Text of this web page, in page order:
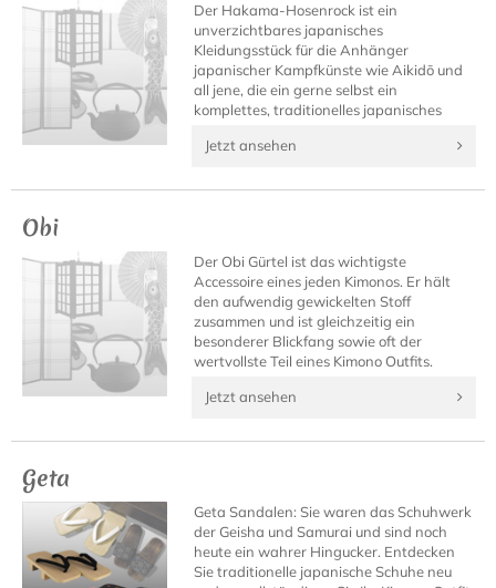
Der Hakama-Hosenrock ist ein
unverzichtbares japanisches
Kleidungsstück für die Anhänger
japanischer Kampfkünste wie Aikidō und
all jene, die ein gerne selbst ein
komplettes, traditionelles japanisches
Jetzt ansehen
Obi
Der Obi Gürtel ist das wichtigste
Accessoire eines jeden Kimonos. Er hält
den aufwendig gewickelten Stoff
zusammen und ist gleichzeitig ein
besonderer Blickfang sowie oft der
wertvollste Teil eines Kimono Outfits.
Jetzt ansehen
Geta
Geta Sandalen: Sie waren das Schuhwerk
der Geisha und Samurai und sind noch
heute ein wahrer Hingucker. Entdecken
Sie traditionelle japanische Schuhe neu